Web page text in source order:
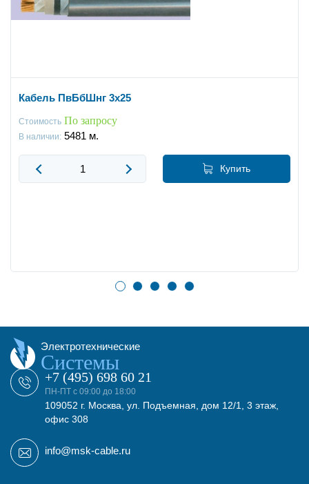
Кабель ПвБбШнг 3x25
Стоимость По запросу
В наличии: 5481 м.
Купить
Электротехнические
Системы
+7 (495) 698 60 21
ПН-ПТ с 09:00 до 18:00
109052 г. Москва, ул. Подъемная, дом 12/1, 3 этаж,
офис 308
info@msk-cable.ru